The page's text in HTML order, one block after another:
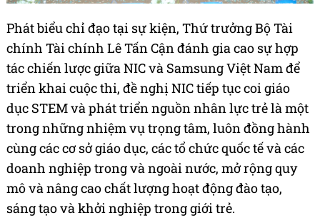
Phát biểu chỉ đạo tại sự kiện, Thứ trưởng Bộ Tài
chính Tài chính Lê Tấn Cận đánh gia cao sự hợp
tác chiến lược giữa NIC và Samsung Việt Nam để
triển khai cuộc thi, đề nghị NIC tiếp tục coi giáo
dục STEM và phát triển nguồn nhân lực trẻ là một
trong những nhiệm vụ trọng tâm, luôn đồng hành
cùng các cơ sở giáo dục, các tổ chức quốc tế và các
doanh nghiệp trong và ngoài nước, mở rộng quy
mô và nâng cao chất lượng hoạt động đào tạo,
sáng tạo và khởi nghiệp trong giới trẻ.